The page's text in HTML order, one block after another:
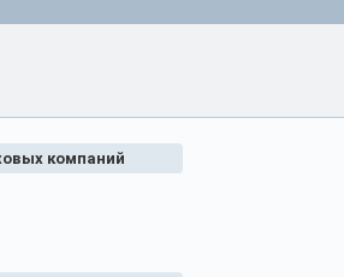
компаний